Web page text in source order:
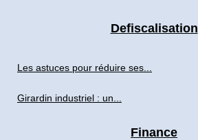
Defiscalisation
Les astuces pour réduire ses...
Girardin industriel : un...
Finance